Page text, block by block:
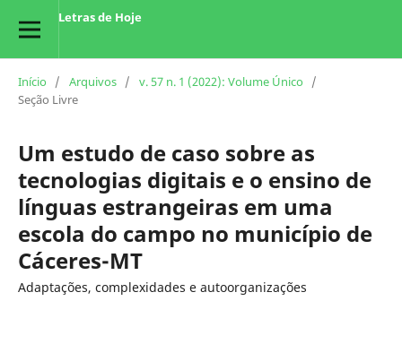
Letras de Hoje
Início / Arquivos / v. 57 n. 1 (2022): Volume Único
/
Seção Livre
Um estudo de caso sobre as
tecnologias digitais e o ensino de
línguas estrangeiras em uma
escola do campo no município de
Cáceres-MT
Adaptações, complexidades e autoorganizações